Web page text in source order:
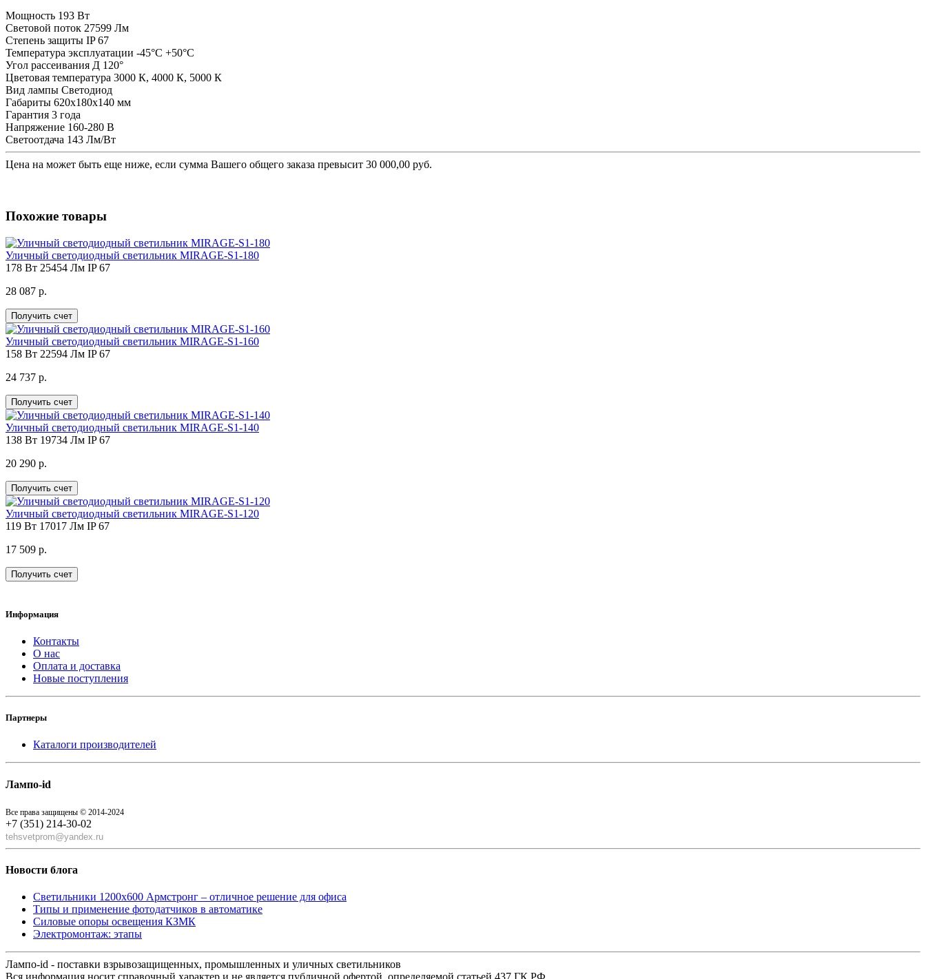
Мощность 193 Вт
Световой поток 27599 Лм
Степень защиты IP 67
Температура эксплуатации -45°C +50°C
Угол рассеивания Д 120°
Цветовая температура 3000 К, 4000 К, 5000 К
Вид лампы Светодиод
Габариты 620х180х140 мм
Гарантия 3 года
Напряжение 160-280 В
Светоотдача 143 Лм/Вт
Цена на может быть еще ниже, если сумма Вашего общего заказа превысит 30 000,00 руб.
Похожие товары
Уличный светодиодный светильник MIRAGE-S1-180
178 Вт 25454 Лм IP 67
28 087 р.
Получить счет
Уличный светодиодный светильник MIRAGE-S1-160
158 Вт 22594 Лм IP 67
24 737 р.
Получить счет
Уличный светодиодный светильник MIRAGE-S1-140
138 Вт 19734 Лм IP 67
20 290 р.
Получить счет
Уличный светодиодный светильник MIRAGE-S1-120
119 Вт 17017 Лм IP 67
17 509 р.
Получить счет
Информация
Контакты
О нас
Оплата и доставка
Новые поступления
Партнеры
Каталоги производителей
Лампо-id
Все права защищены © 2014-2024
+7 (351) 214-30-02
tehsvetprom@yandex.ru
Новости блога
Светильники 1200x600 Армстронг – отличное решение для офиса
Типы и применение фотодатчиков в автоматике
Силовые опоры освещения КЗМК
Электромонтаж: этапы
Лампо-id - поставки взрывозащищенных, промышленных и уличных светильников